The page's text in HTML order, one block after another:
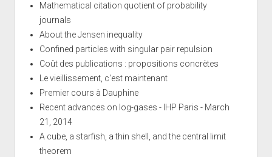
Mathematical citation quotient of probability
journals
About the Jensen inequality
Confined particles with singular pair repulsion
Coût des publications : propositions concrètes
Le vieillissement, c'est maintenant
Premier cours à Dauphine
Recent advances on log-gases - IHP Paris - March
21, 2014
A cube, a starfish, a thin shell, and the central limit
theorem